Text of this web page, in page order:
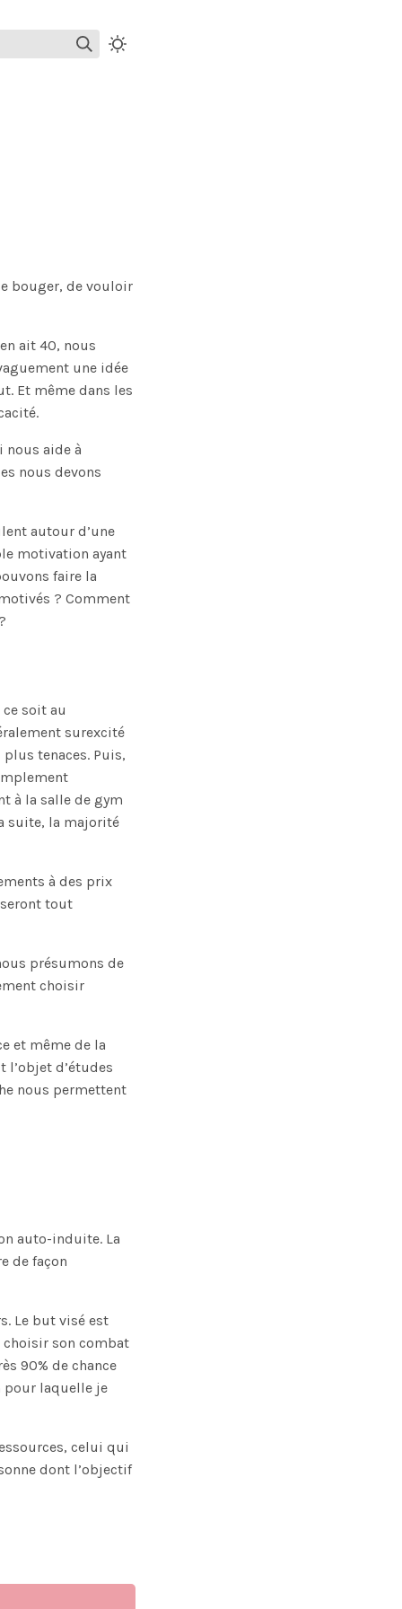
bouger, de vouloir
ait 40, nous
une idée
Et même dans les
nous aide à
nous devons
autour d’une
motivation ayant
faire la
? Comment
soit au
surexcité
tenaces. Puis,
à la salle de gym
suite, la majorité
à des prix
tout
présumons de
choisir
et même de la
d’études
nous permettent
auto-induite. La
de façon
Le but visé est
son combat
90% de chance
pour laquelle je
celui qui
dont l’objectif